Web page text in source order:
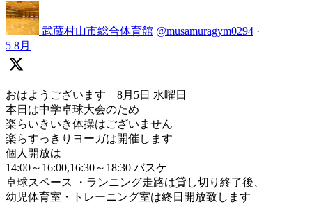
武蔵村山市総合体育館 @musamuragym0294 ·
5 8月
おはようございます 8月5日 水曜日
本日は中学卓球大会のため
楽らいきいき体操はございません
楽らすっきりヨーガは開催します
個人開放は
14:00～16:00,16:30～18:30 バスケ
卓球スペース ・ランニング走路は貸し切り終了後、
幼児体育室・トレーニング室は終日開放致します